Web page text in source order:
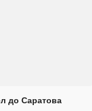
до Саратова